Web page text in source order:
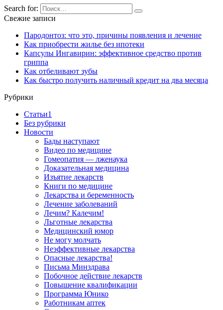
Search for:
Свежие записи
Пародонтоз: что это, причины появления и лечение
Как приобрести жилье без ипотеки
Капсулы Ингавирин: эффективное средство против
гриппа
Как отбеливают зубы
Как быстро получить наличный кредит на два месяца
Рубрики
Cтатьи1
Без рубрики
Новости
Бады наступают
Видео по медицине
Гомеопатия — лженаука
Доказательная медицина
Изъятие лекарств
Книги по медицине
Лекарства и беременность
Лечение заболеваний
Лечим? Калечим!
Льготные лекарства
Медицинский юмор
Не могу молчать
Неэффективные лекарства
Опасные лекарства!
Письма Минздрава
Побочное действие лекарств
Повышение квалификации
Программа Юнико
Работникам аптек